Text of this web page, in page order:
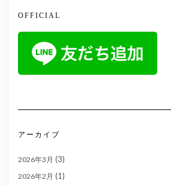
OFFICIAL
アーカイブ
2026年3月 (3)
2026年2月 (1)